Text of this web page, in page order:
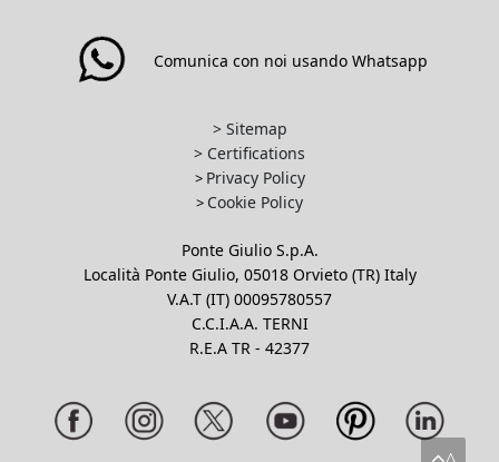
^
Comunica con noi usando Whatsapp
> Sitemap
> Certifications
> Privacy Policy
> Cookie Policy
Ponte Giulio S.p.A.
Località Ponte Giulio, 05018 Orvieto (TR) Italy
V.A.T (IT) 00095780557
C.C.I.A.A. TERNI
R.E.A TR - 42377